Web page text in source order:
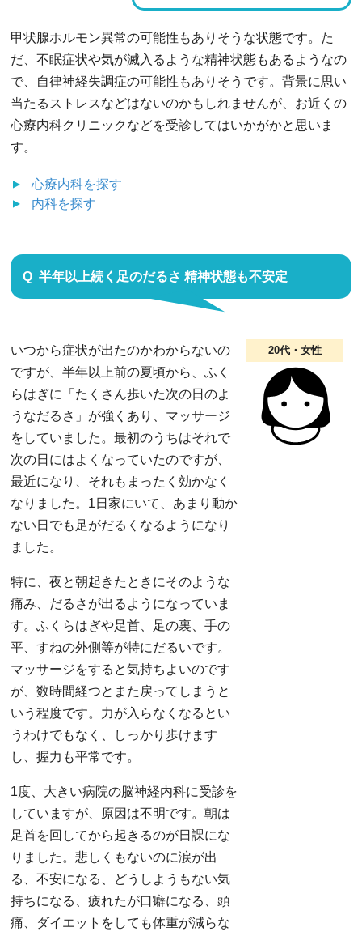
甲状腺ホルモン異常の可能性もありそうな状態です。た
だ、不眠症状や気が滅入るような精神状態もあるようなの
で、自律神経失調症の可能性もありそうです。背景に思い
当たるストレスなどはないのかもしれませんが、お近くの
心療内科クリニックなどを受診してはいかがかと思いま
す。
心療内科を探す
内科を探す
半年以上続く足のだるさ 精神状態も不安定
20代・女性
いつから症状が出たのかわからないの
ですが、半年以上前の夏頃から、ふく
らはぎに「たくさん歩いた次の日のよ
うなだるさ」が強くあり、マッサージ
をしていました。最初のうちはそれで
次の日にはよくなっていたのですが、
最近になり、それもまったく効かなく
なりました。1日家にいて、あまり動か
ない日でも足がだるくなるようになり
ました。
特に、夜と朝起きたときにそのような
痛み、だるさが出るようになっていま
す。ふくらはぎや足首、足の裏、手の
平、すねの外側等が特にだるいです。
マッサージをすると気持ちよいのです
が、数時間経つとまた戻ってしまうと
いう程度です。力が入らなくなるとい
うわけでもなく、しっかり歩けます
し、握力も平常です。
1度、大きい病院の脳神経内科に受診を
していますが、原因は不明です。朝は
足首を回してから起きるのが日課にな
りました。悲しくもないのに涙が出
る、不安になる、どうしようもない気
持ちになる、疲れたが口癖になる、頭
痛、ダイエットをしても体重が減らな